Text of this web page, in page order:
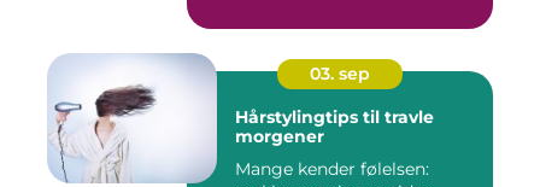
03. sep
Hårstylingtips til travle
morgener
Mange kender følelsen: